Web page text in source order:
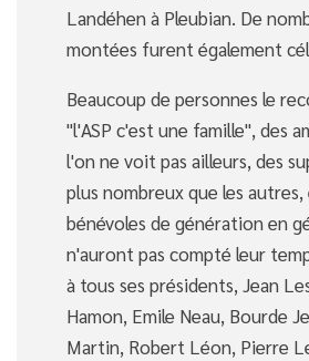
Landéhen à Pleubian. De
montées furent également
Beaucoup de personnes le
"l'ASP c'est une famille", des
l'on ne voit pas ailleurs, des
plus nombreux que les
bénévoles de génération en
n'auront pas compté leur
à tous ses présidents, Jean
Hamon, Emile Neau, Bourde
Martin, Robert Léon, Pierre